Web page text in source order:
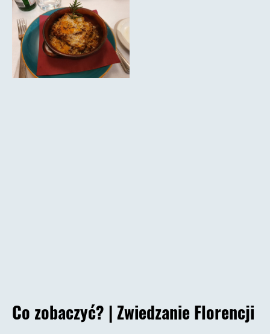
Co zobaczyć? | Zwiedzanie Florencji